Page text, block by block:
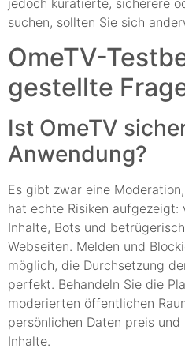
suchen, sollten Sie sich
OmeTV-
gestellte
Ist OmeTV
Anwendung?
Es gibt zwar eine
hat echte Risiken
Inhalte, Bots und
Webseiten. Melden und
möglich, die Durchsetzung
perfekt. Behandeln Sie die
moderierten öffentlichen
persönlichen Daten preis
Inhalte.